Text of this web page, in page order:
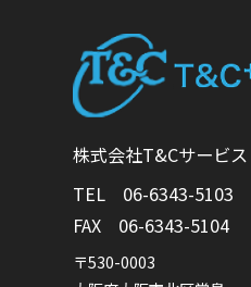
株式会社T&Cサービス
TEL 06-6343-5103
FAX 06-6343-5104
〒530-0003